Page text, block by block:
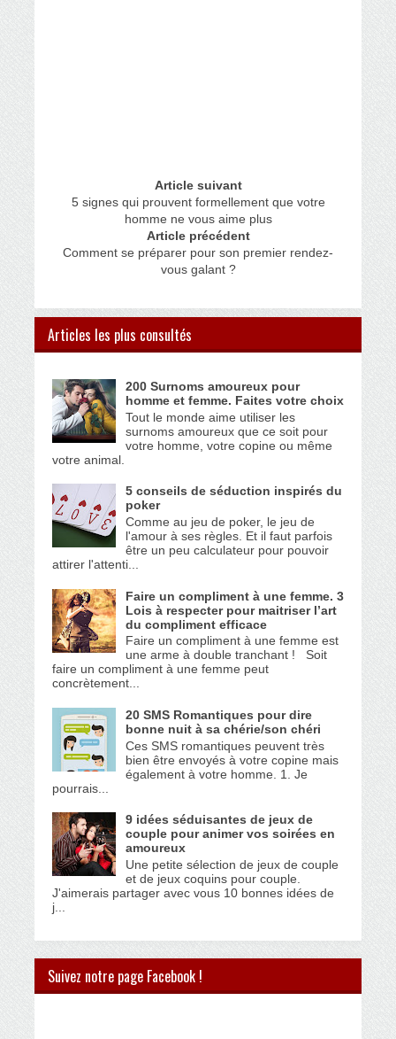
Article suivant
5 signes qui prouvent formellement que votre
homme ne vous aime plus
Article précédent
Comment se préparer pour son premier rendez-
vous galant ?
Articles les plus consultés
200 Surnoms amoureux pour
homme et femme. Faites votre choix
Tout le monde aime utiliser les
surnoms amoureux que ce soit pour
votre homme, votre copine ou même
votre animal.
5 conseils de séduction inspirés du
poker
Comme au jeu de poker, le jeu de
l'amour à ses règles. Et il faut parfois
être un peu calculateur pour pouvoir
attirer l'attenti...
Faire un compliment à une femme. 3
Lois à respecter pour maitriser l’art
du compliment efficace
Faire un compliment à une femme est
une arme à double tranchant ! Soit
faire un compliment à une femme peut
concrètement...
20 SMS Romantiques pour dire
bonne nuit à sa chérie/son chéri
Ces SMS romantiques peuvent très
bien être envoyés à votre copine mais
également à votre homme. 1. Je
pourrais...
9 idées séduisantes de jeux de
couple pour animer vos soirées en
amoureux
Une petite sélection de jeux de couple
et de jeux coquins pour couple.
J'aimerais partager avec vous 10 bonnes idées de
j...
Suivez notre page Facebook !